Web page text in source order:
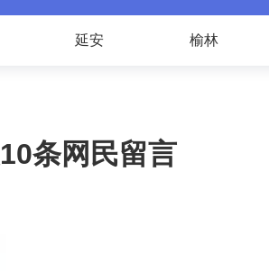
延安 榆林
条网民留言